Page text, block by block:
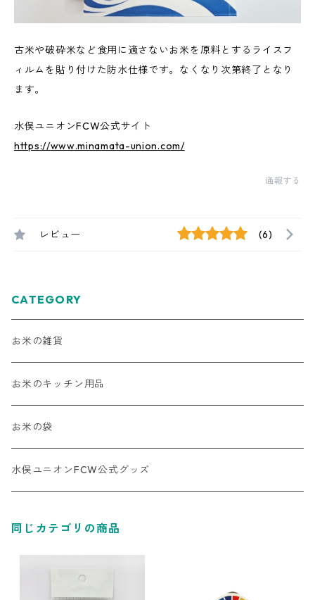
古米や破砕米など食用に適さないお米を原料とするライスフ
ィルムを貼り付けた防水仕様です。なくなり次第終了となり
ます。
水俣ユニオンFCW公式サイト
https://www.minamata-union.com/
通報する
レビュー (6)
CATEGORY
お米の雑貨
お米のキッチン用品
お米の袋
水俣ユニオンFCW公式グッズ
同じカテゴリの商品